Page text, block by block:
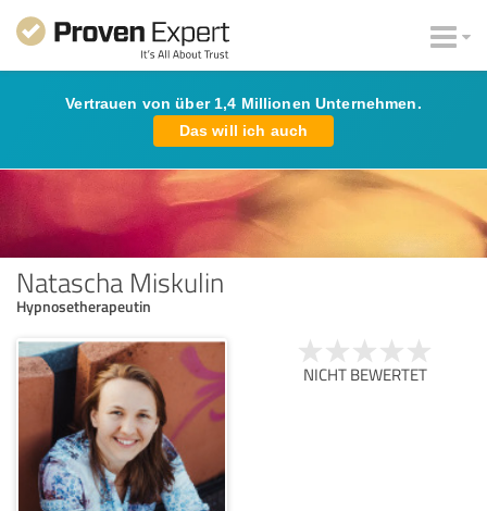
Vertrauen von über 1,4 Millionen Unternehmen.
Das will ich auch
Natascha Miskulin
Hypnosetherapeutin
NICHT BEWERTET